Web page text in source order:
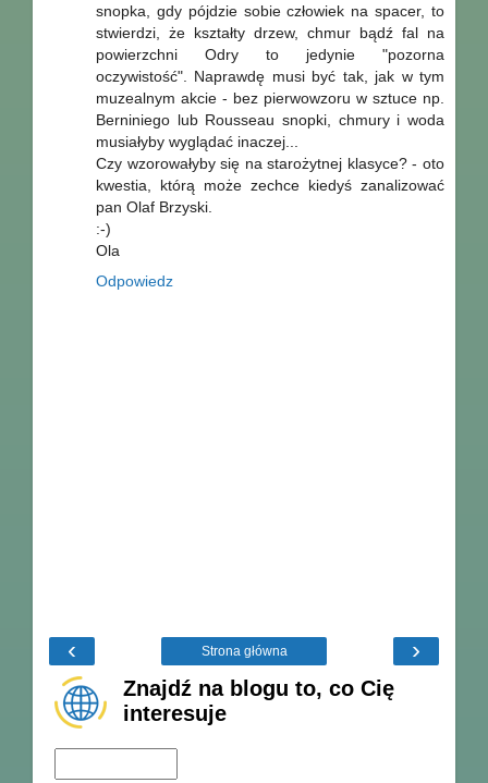
snopka, gdy pójdzie sobie człowiek na spacer, to
stwierdzi, że kształty drzew, chmur bądź fal na
powierzchni Odry to jedynie "pozorna
oczywistość". Naprawdę musi być tak, jak w tym
muzealnym akcie - bez pierwowzoru w sztuce np.
Berniniego lub Rousseau snopki, chmury i woda
musiałyby wyglądać inaczej...
Czy wzorowałyby się na starożytnej klasyce? - oto
kwestia, którą może zechce kiedyś zanalizować
pan Olaf Brzyski.
:-)
Ola
Odpowiedz
‹ ›
Strona główna
Znajdź na blogu to, co Cię
interesuje